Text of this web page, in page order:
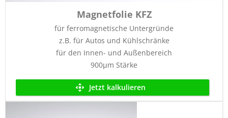
Magnetfolie KFZ
für ferromagnetische Untergründe
z.B. für Autos und Kühlschränke
für den Innen- und Außenbereich
900µm Stärke
Jetzt kalkulieren